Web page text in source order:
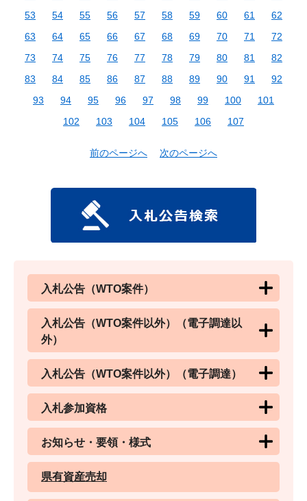
53
54 55 56 57 58 59 60 61
62
63
64 65 66 67 68 69 70 71
72
73
74 75 76 77 78 79 80 81
82
83
84 85 86 87 88 89 90 91
92
93
94 95 96 97 98 99 100
101
102
103 104 105 106 107
前のページへ 次のページへ
入札公告（WTO案件）
入札公告（WTO案件以外）（電子調達以
外）
入札公告（WTO案件以外）（電子調達）
入札参加資格
お知らせ・要領・様式
県有資産売却